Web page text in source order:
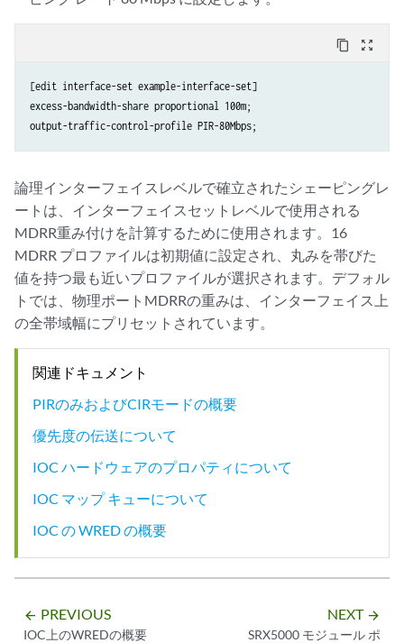
content_copy zoom_out_map
[edit interface-set example-interface-set]
excess-bandwidth-share proportional 100m;
論理インターフェイスレベルで確立されたシェーピングレ
ートは、インターフェイスセットレベルで使用される
MDRR重み付けを計算するために使用されます。16
MDRR プロファイルは初期値に設定され、丸みを帯びた
値を持つ最も近いプロファイルが選択されます。デフォル
トでは、物理ポートMDRRの重みは、インターフェイス上
の全帯域幅にプリセットされています。
関連ドキュメント
PIRのみおよびCIRモードの概要
優先度の伝送について
IOC ハードウェアのプロパティについて
IOC マップ キューについて
IOC の WRED の概要
arrow_backward PREVIOUS
IOC上のWREDの概要
NEXT arrow_forward
SRX5000 モジュール ポ